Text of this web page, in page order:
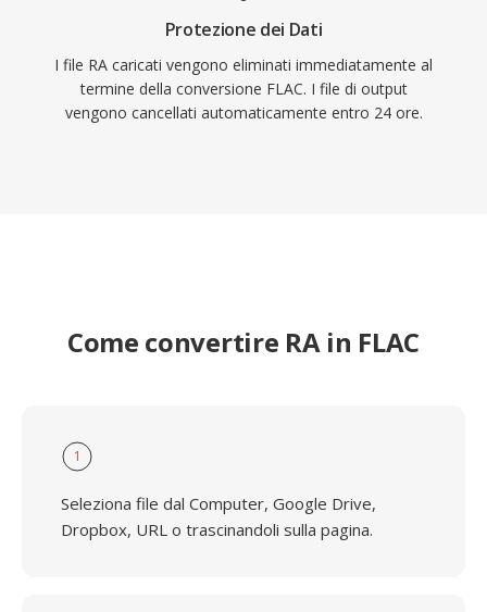
Protezione dei Dati
I file RA caricati vengono eliminati immediatamente al
termine della conversione FLAC. I file di output
vengono cancellati automaticamente entro 24 ore.
Come convertire RA in FLAC
1
Seleziona file dal Computer, Google Drive,
Dropbox, URL o trascinandoli sulla pagina.